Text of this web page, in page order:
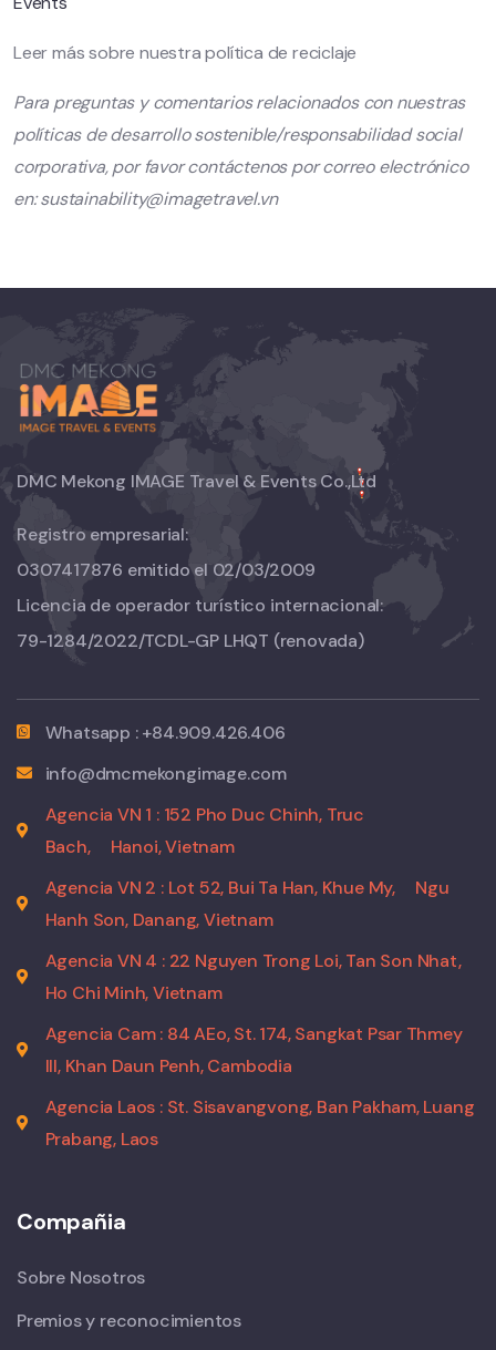
Leer más sobre nuestra política de reciclaje
Para preguntas y comentarios relacionados con nuestras
políticas de desarrollo sostenible/responsabilidad social
corporativa, por favor contáctenos por correo electrónico
en: sustainability@imagetravel.vn
DMC Mekong IMAGE Travel & Events Co.,Ltd
Registro empresarial:
0307417876 emitido el 02/03/2009
Licencia de operador turístico internacional:
79-1284/2022/TCDL-GP LHQT (renovada)
Whatsapp : +84.909.426.406
info@dmcmekongimage.com
Agencia VN 1 : 152 Pho Duc Chinh, Truc
Bach,
Hanoi, Vietnam
Agencia VN 2 : Lot 52, Bui Ta Han, Khue My,
Ngu
Hanh Son, Danang, Vietnam
Agencia VN 4 : 22 Nguyen Trong Loi, Tan Son Nhat,
Ho Chi Minh, Vietnam
Agencia Cam : 84 AEo, St. 174, Sangkat Psar Thmey
III, Khan Daun Penh, Cambodia
Agencia Laos : St. Sisavangvong, Ban Pakham, Luang
Prabang, Laos
Compañia
Sobre Nosotros
Premios y reconocimientos